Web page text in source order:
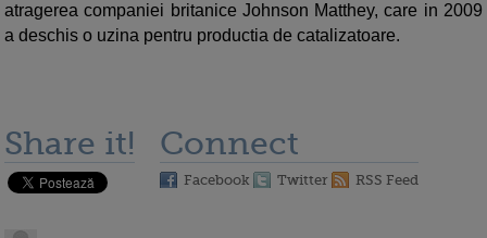
atragerea companiei britanice Johnson Matthey, care in 2009
a deschis o uzina pentru productia de catalizatoare.
Share it! Connect
Facebook Twitter RSS Feed